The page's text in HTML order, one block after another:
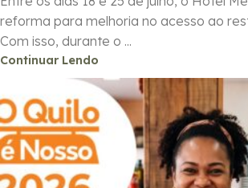
reforma para melhoria no acesso ao
Com isso, durante o ...
Continuar Lendo